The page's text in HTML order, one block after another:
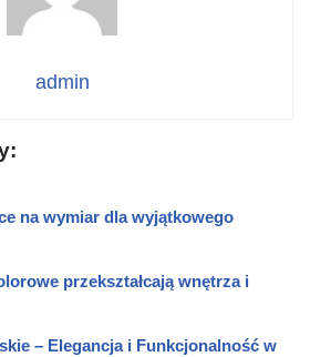
admin
na wymiar dla wyjątkowego
przekształcają wnętrza i
– Elegancja i Funkcjonalność w